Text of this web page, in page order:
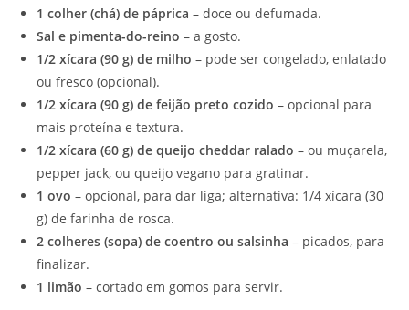
1 colher (chá) de páprica – doce ou defumada.
Sal e pimenta-do-reino – a gosto.
1/2 xícara (90 g) de milho – pode ser congelado, enlatado
ou fresco (opcional).
1/2 xícara (90 g) de feijão preto cozido – opcional para
mais proteína e textura.
1/2 xícara (60 g) de queijo cheddar ralado – ou muçarela,
pepper jack, ou queijo vegano para gratinar.
1 ovo – opcional, para dar liga; alternativa: 1/4 xícara (30
g) de farinha de rosca.
2 colheres (sopa) de coentro ou salsinha – picados, para
finalizar.
1 limão – cortado em gomos para servir.